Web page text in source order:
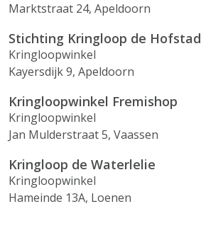
Marktstraat 24, Apeldoorn
Stichting Kringloop de Hofstad
Kringloopwinkel
Kayersdijk 9, Apeldoorn
Kringloopwinkel Fremishop
Kringloopwinkel
Jan Mulderstraat 5, Vaassen
Kringloop de Waterlelie
Kringloopwinkel
Hameinde 13A, Loenen